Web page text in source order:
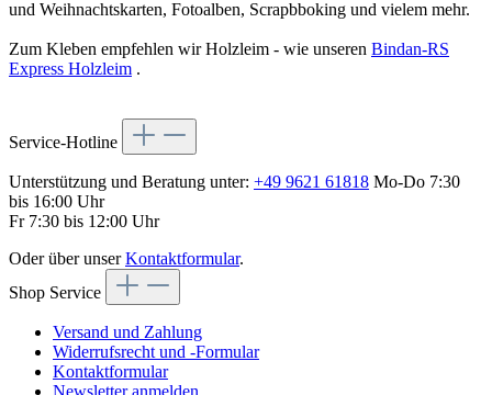
und Weihnachtskarten, Fotoalben, Scrapbboking und vielem mehr.
Zum Kleben empfehlen wir Holzleim - wie unseren Bindan-RS
Express Holzleim .
Service-Hotline
Unterstützung und Beratung unter: +49 9621 61818 Mo-Do 7:30
bis 16:00 Uhr
Fr 7:30 bis 12:00 Uhr
Oder über unserKontaktformular.
Shop Service
Versand und Zahlung
Widerrufsrecht und -Formular
Kontaktformular
Newsletter anmelden